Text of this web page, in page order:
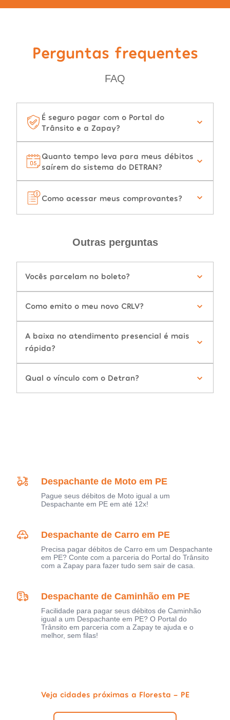
Perguntas frequentes
FAQ
É seguro pagar com o Portal do
Trânsito e a Zapay?
Quanto tempo leva para meus débitos
saírem do sistema do DETRAN?
Como acessar meus comprovantes?
Outras perguntas
Vocês parcelam no boleto?
Como emito o meu novo CRLV?
A baixa no atendimento presencial é mais
rápida?
Qual o vínculo com o Detran?
Despachante de Moto em PE
Pague seus débitos de Moto igual a um
Despachante em PE em até 12x!
Despachante de Carro em PE
Precisa pagar débitos de Carro em um Despachante
em PE? Conte com a parceria do Portal do Trânsito
com a Zapay para fazer tudo sem sair de casa.
Despachante de Caminhão em PE
Facilidade para pagar seus débitos de Caminhão
igual a um Despachante em PE? O Portal do
Trânsito em parceria com a Zapay te ajuda e o
melhor, sem filas!
Veja cidades próximas a Floresta - PE